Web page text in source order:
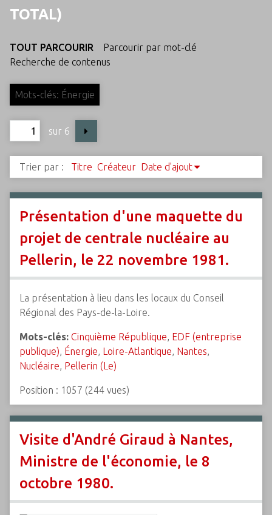
TOTAL)
TOUT PARCOURIR
Parcourir par mot-clé
Recherche de contenus
Mots-clés: Énergie
sur 6
Trier par : Titre Créateur Date d'ajout
Présentation d'une maquette du
projet de centrale nucléaire au
Pellerin, le 22 novembre 1981.
La présentation à lieu dans les locaux du Conseil
Régional des Pays-de-la-Loire.
Mots-clés: Cinquième République, EDF (entreprise
publique), Énergie, Loire-Atlantique, Nantes,
Nucléaire, Pellerin (Le)
Position : 1057 (244 vues)
Visite d'André Giraud à Nantes,
Ministre de l'économie, le 8
octobre 1980.